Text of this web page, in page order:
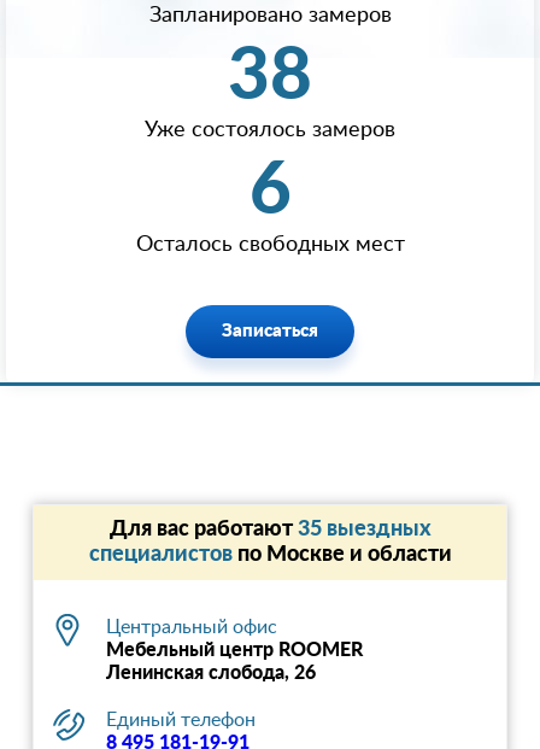
Запланировано замеров
38
Уже состоялось замеров
6
Осталось свободных мест
Записаться
Для вас работают35 выездных
специалистовпо Москве и области
Центральный офис
Мебельный центр ROOMER
Ленинская слобода, 26
Единый телефон
8 495 181-19-91